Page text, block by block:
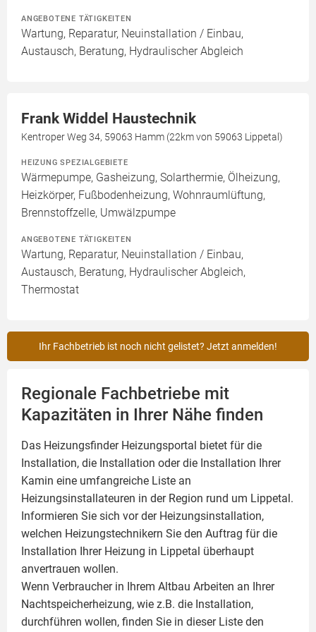
ANGEBOTENE TÄTIGKEITEN
Wartung, Reparatur, Neuinstallation / Einbau,
Austausch, Beratung, Hydraulischer Abgleich
Frank Widdel Haustechnik
Kentroper Weg 34, 59063 Hamm (22km von 59063 Lippetal)
HEIZUNG SPEZIALGEBIETE
Wärmepumpe, Gasheizung, Solarthermie, Ölheizung,
Heizkörper, Fußbodenheizung, Wohnraumlüftung,
Brennstoffzelle, Umwälzpumpe
ANGEBOTENE TÄTIGKEITEN
Wartung, Reparatur, Neuinstallation / Einbau,
Austausch, Beratung, Hydraulischer Abgleich,
Thermostat
Ihr Fachbetrieb ist noch nicht gelistet? Jetzt anmelden!
Regionale Fachbetriebe mit
Kapazitäten in Ihrer Nähe finden
Das Heizungsfinder Heizungsportal bietet für die
Installation, die Installation oder die Installation Ihrer
Kamin eine umfangreiche Liste an
Heizungsinstallateuren in der Region rund um Lippetal.
Informieren Sie sich vor der Heizungsinstallation,
welchen Heizungstechnikern Sie den Auftrag für die
Installation Ihrer Heizung in Lippetal überhaupt
anvertrauen wollen.
Wenn Verbraucher in Ihrem Altbau Arbeiten an Ihrer
Nachtspeicherheizung, wie z.B. die Installation,
durchführen wollen, finden Sie in dieser Liste den